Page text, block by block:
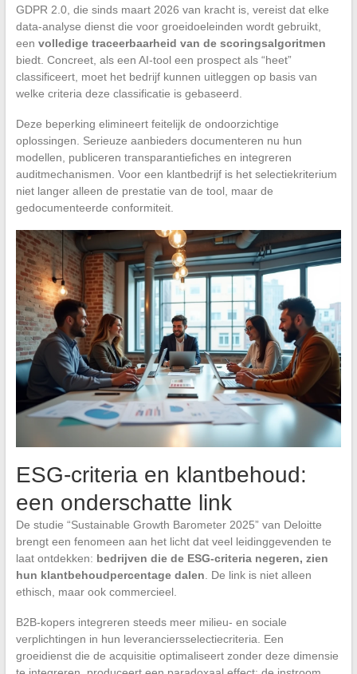
GDPR 2.0, die sinds maart 2026 van kracht is, vereist dat elke
data-analyse dienst die voor groeidoeleinden wordt gebruikt,
een volledige traceerbaarheid van de scoringsalgoritmen
biedt. Concreet, als een AI-tool een prospect als “heet”
classificeert, moet het bedrijf kunnen uitleggen op basis van
welke criteria deze classificatie is gebaseerd.
Deze beperking elimineert feitelijk de ondoorzichtige
oplossingen. Serieuze aanbieders documenteren nu hun
modellen, publiceren transparantiefiches en integreren
auditmechanismen. Voor een klantbedrijf is het selectiekriterium
niet langer alleen de prestatie van de tool, maar de
gedocumenteerde conformiteit.
ESG-criteria en klantbehoud:
een onderschatte link
De studie “Sustainable Growth Barometer 2025” van Deloitte
brengt een fenomeen aan het licht dat veel leidinggevenden te
laat ontdekken: bedrijven die de ESG-criteria negeren, zien
hun klantbehoudpercentage dalen . De link is niet alleen
ethisch, maar ook commercieel.
B2B-kopers integreren steeds meer milieu- en sociale
verplichtingen in hun leveranciersselectiecriteria. Een
groeidienst die de acquisitie optimaliseert zonder deze dimensie